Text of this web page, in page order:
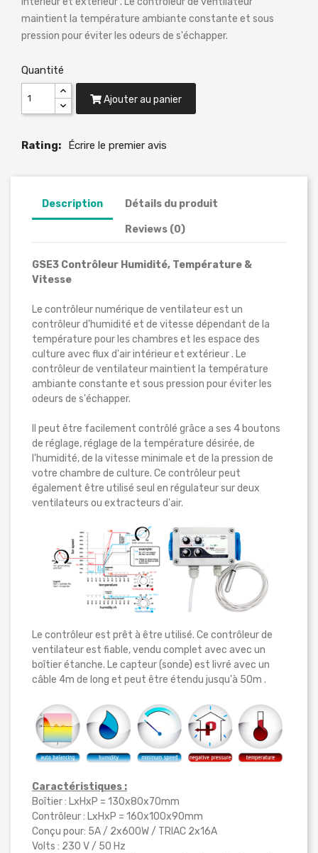
maintient la température ambiante constante et sous
pression pour éviter les odeurs de s'échapper.
Quantité
Ajouter au panier
Rating: Écrire le premier avis
Description Détails du produit
Reviews (0)
GSE3 Contrôleur Humidité, Température &
Vitesse
Le contrôleur numérique de ventilateur est un
contrôleur d'humidité et de vitesse dépendant de la
température pour les chambres et les espace des
culture avec flux d'air intérieur et extérieur . Le
contrôleur de ventilateur maintient la température
ambiante constante et sous pression pour éviter les
odeurs de s'échapper.
Il peut être facilement contrôlé grâce a ses 4 boutons
de réglage, réglage de la température désirée, de
l'humidité, de la vitesse minimale et de la pression de
votre chambre de culture. Ce contrôleur peut
également être utilisé seul en régulateur sur deux
ventilateurs ou extracteurs d'air.
Le contrôleur est prêt à être utilisé. Ce contrôleur de
ventilateur est fiable, vendu complet avec avec un
boîtier étanche. Le capteur (sonde) est livré avec un
câble 4m de long et peut être étendu jusqu'à 50m .
Caractéristiques :
Boîtier : LxHxP = 130x80x70mm
Contrôleur : LxHxP = 160x100x90mm
Conçu pour: 5A / 2x600W / TRIAC 2x16A
Volts : 230 V / 50 Hz